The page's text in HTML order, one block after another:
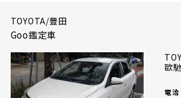
TOYOTA/豐田
Goo鑑定車
歐
電洽